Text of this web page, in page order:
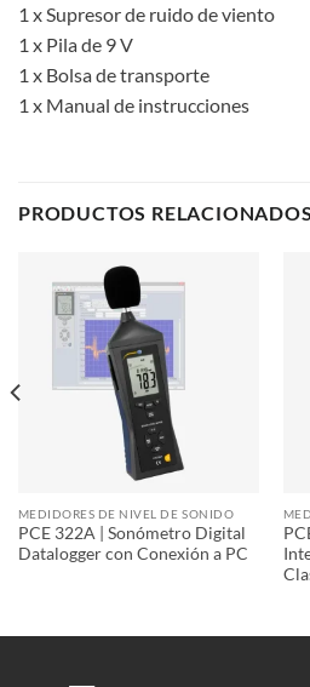
1 x Supresor de ruido de viento
1 x Pila de 9 V
1 x Bolsa de transporte
1 x Manual de instrucciones
PRODUCTOS RELACIONADOS
MEDIDORES DE NIVEL DE SONIDO
PCE 322A | Sonómetro Digital
Datalogger con Conexión a PC